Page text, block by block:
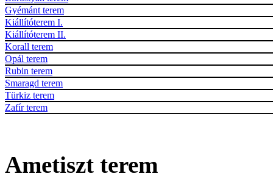
Gyémánt terem
Kiállítóterem I.
Kiállítóterem II.
Korall terem
Opál terem
Rubin terem
Smaragd terem
Türkiz terem
Zafír terem
Ametiszt terem